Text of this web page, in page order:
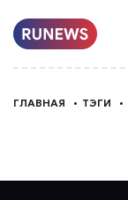
О
ГЛАВНАЯ ТЭГИ